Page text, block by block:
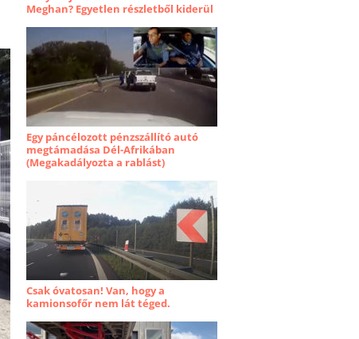
Meghan? Egyetlen részletből kiderül
Egy páncélozott pénzszállító autó
megtámadása Dél-Afrikában
(Megakadályozta a rablást)
Csak óvatosan! Van, hogy a
kamionsofőr nem lát téged.